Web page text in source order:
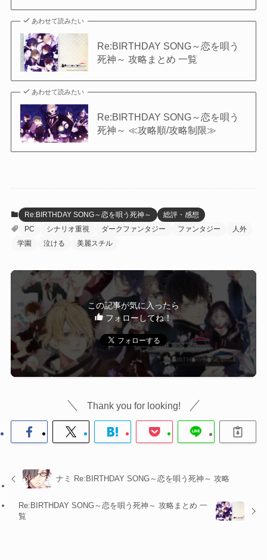
あわせて読みたい
Re:BIRTHDAY SONG～恋を唄う
死神～ 攻略まとめ 一覧
あわせて読みたい
Re:BIRTHDAY SONG～恋を唄う
死神～ ≪攻略順/攻略制限≫
Re:BIRTHDAY SONG～恋を唄う死神～
総評・感想
PC
シナリオ重視 ダークファンタジー ファンタジー
人外
学園
泣ける 美麗スチル
この記事が気に入ったら
フォローしてね！
Thank you for looking!
ナミ Re:BIRTHDAY SONG～恋を唄う死神～ 攻略
Re:BIRTHDAY SONG～恋を唄う死神～ 攻略まとめ 一
覧